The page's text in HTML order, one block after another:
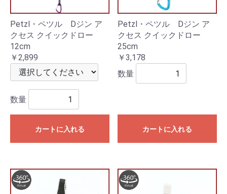
Petzl・ペツル Dジン ア
クセス クイックドロー
12cm
￥2,899
数量
カートに入れる
Petzl・ペツル Dジン ア
クセス クイックドロー
25cm
￥3,178
数量
カートに入れる